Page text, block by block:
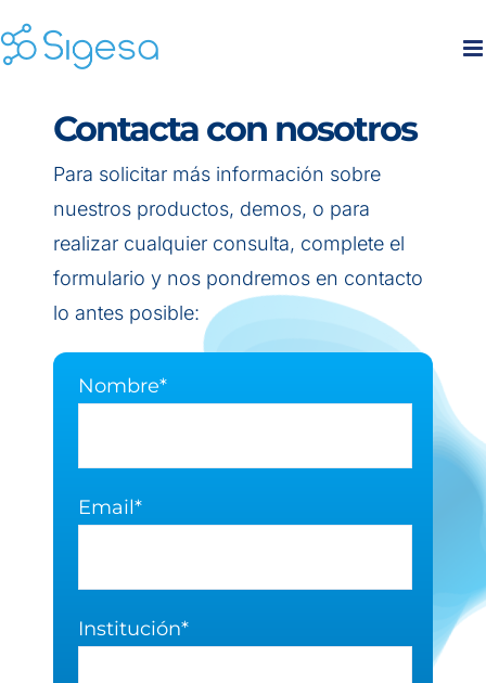
to
Contacta con nosotros
Para solicitar más información sobre
nuestros productos, demos, o para
realizar cualquier consulta, complete el
formulario y nos pondremos en contacto
lo antes posible:
Nombre*
Email*
Institución*